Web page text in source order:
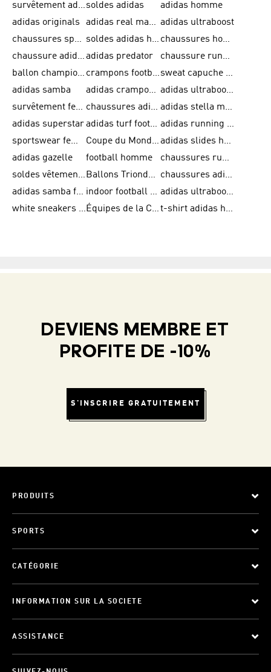
survêtement adidas hommesoldes adidas
adidas homme
adidas originals
adidas real madrid adidas ultraboost
chaussures sport adidas
soldes adidas homme
chaussures homme adidas
chaussure adidas original adidas predator
chaussure running adidas femme
ballon champions league
crampons football adidas en promotion
sweat capuche adidas
adidas samba
adidas crampon terrain ferme
adidas ultraboost homme
survêtement femme adidas
chaussures adidas femme soldes
adidas stella mccartney
adidas superstar
adidas turf football shoes
adidas running adizero
sportswear femme
Coupe du Monde de la FIFA 26™
adidas slides homme
adidas gazelle
football homme
chaussures running adidas
soldes vêtements homme
Ballons Trionda de la Coupe du Monde de la FIFA 26™
chaussures adidas femme
adidas samba femme
indoor football shoes
adidas ultraboost 22
white sneakers adidas
Équipes de la Coupe du Monde de la FIFA 26™ t-shirt adidas homme
DEVIENS MEMBRE ET
PROFITE DE -10%
S'INSCRIRE GRATUITEMENT
PRODUITS
SPORTS
CATÉGORIE
INFORMATION SUR LA SOCIETE
ASSISTANCE